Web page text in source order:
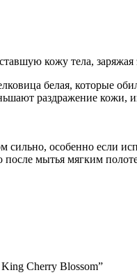
кожу тела, заряжая
белая, которые
раздражение кожи,
особенно если
после мытья мягким
Cherry Blossom”